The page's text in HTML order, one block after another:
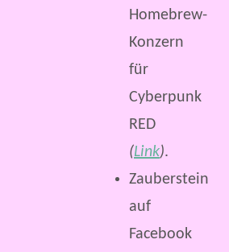
Homebrew-
Konzern
für
Cyberpunk
RED
(Link).
Zauberstein
auf
Facebook